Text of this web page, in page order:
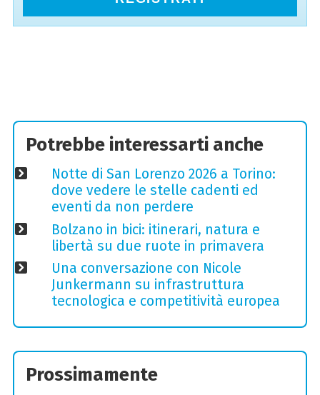
Potrebbe interessarti anche
Notte di San Lorenzo 2026 a Torino:
dove vedere le stelle cadenti ed
eventi da non perdere
Bolzano in bici: itinerari, natura e
libertà su due ruote in primavera
Una conversazione con Nicole
Junkermann su infrastruttura
tecnologica e competitività europea
Prossimamente